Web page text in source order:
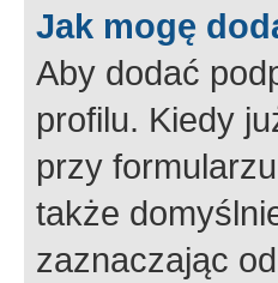
Jak mogę
Aby dodać
profilu. Kiedy
przy
także
zaznaczając